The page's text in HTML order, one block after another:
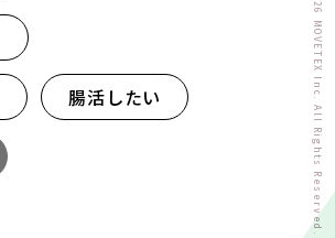
腸活したい